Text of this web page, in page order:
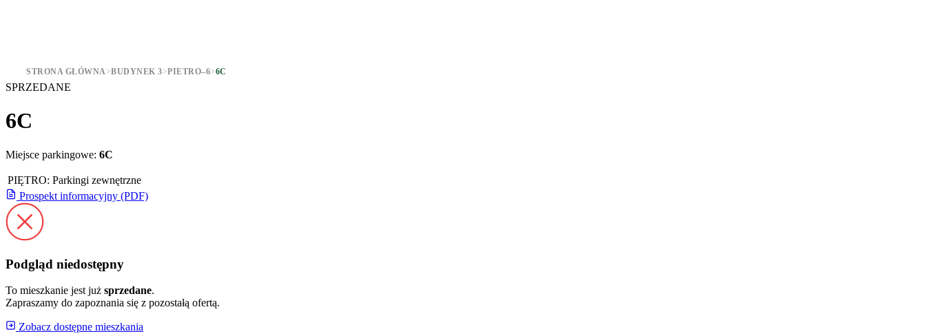
STRONA GŁÓWNA>BUDYNEK 3>PIETRO–6>6C
SPRZEDANE
6C
Miejsce parkingowe: 6C
PIĘTRO: Parkingi zewnętrzne
Prospekt informacyjny (PDF)
Podgląd niedostępny
To mieszkanie jest już sprzedane.
Zapraszamy do zapoznania się z pozostałą ofertą.
Zobacz dostępne mieszkania